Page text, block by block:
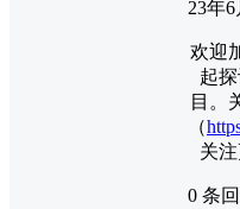
23年6
欢迎
起
目。
（
关注
0 条